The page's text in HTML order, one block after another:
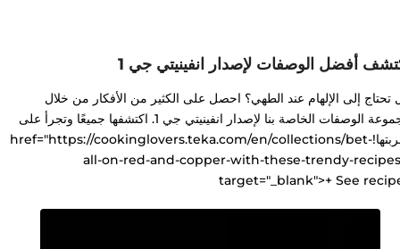
أفضل الوصفات لإصدار انفينيتي جي 1
تحتاج إلى الإلهام عند الطهي؟ احصل على الكثير من الأفكار من خلال
مجموعة الوصفات الخاصة بنا لإصدار انفينيتي جي 1. اكتشفها جميعًا وتجرأ على
تجربتها!href="https://cookinglovers.teka.com/en/collections/bet-
all-on-red-and-copper-with-these-trendy-
target="_blank">+ See